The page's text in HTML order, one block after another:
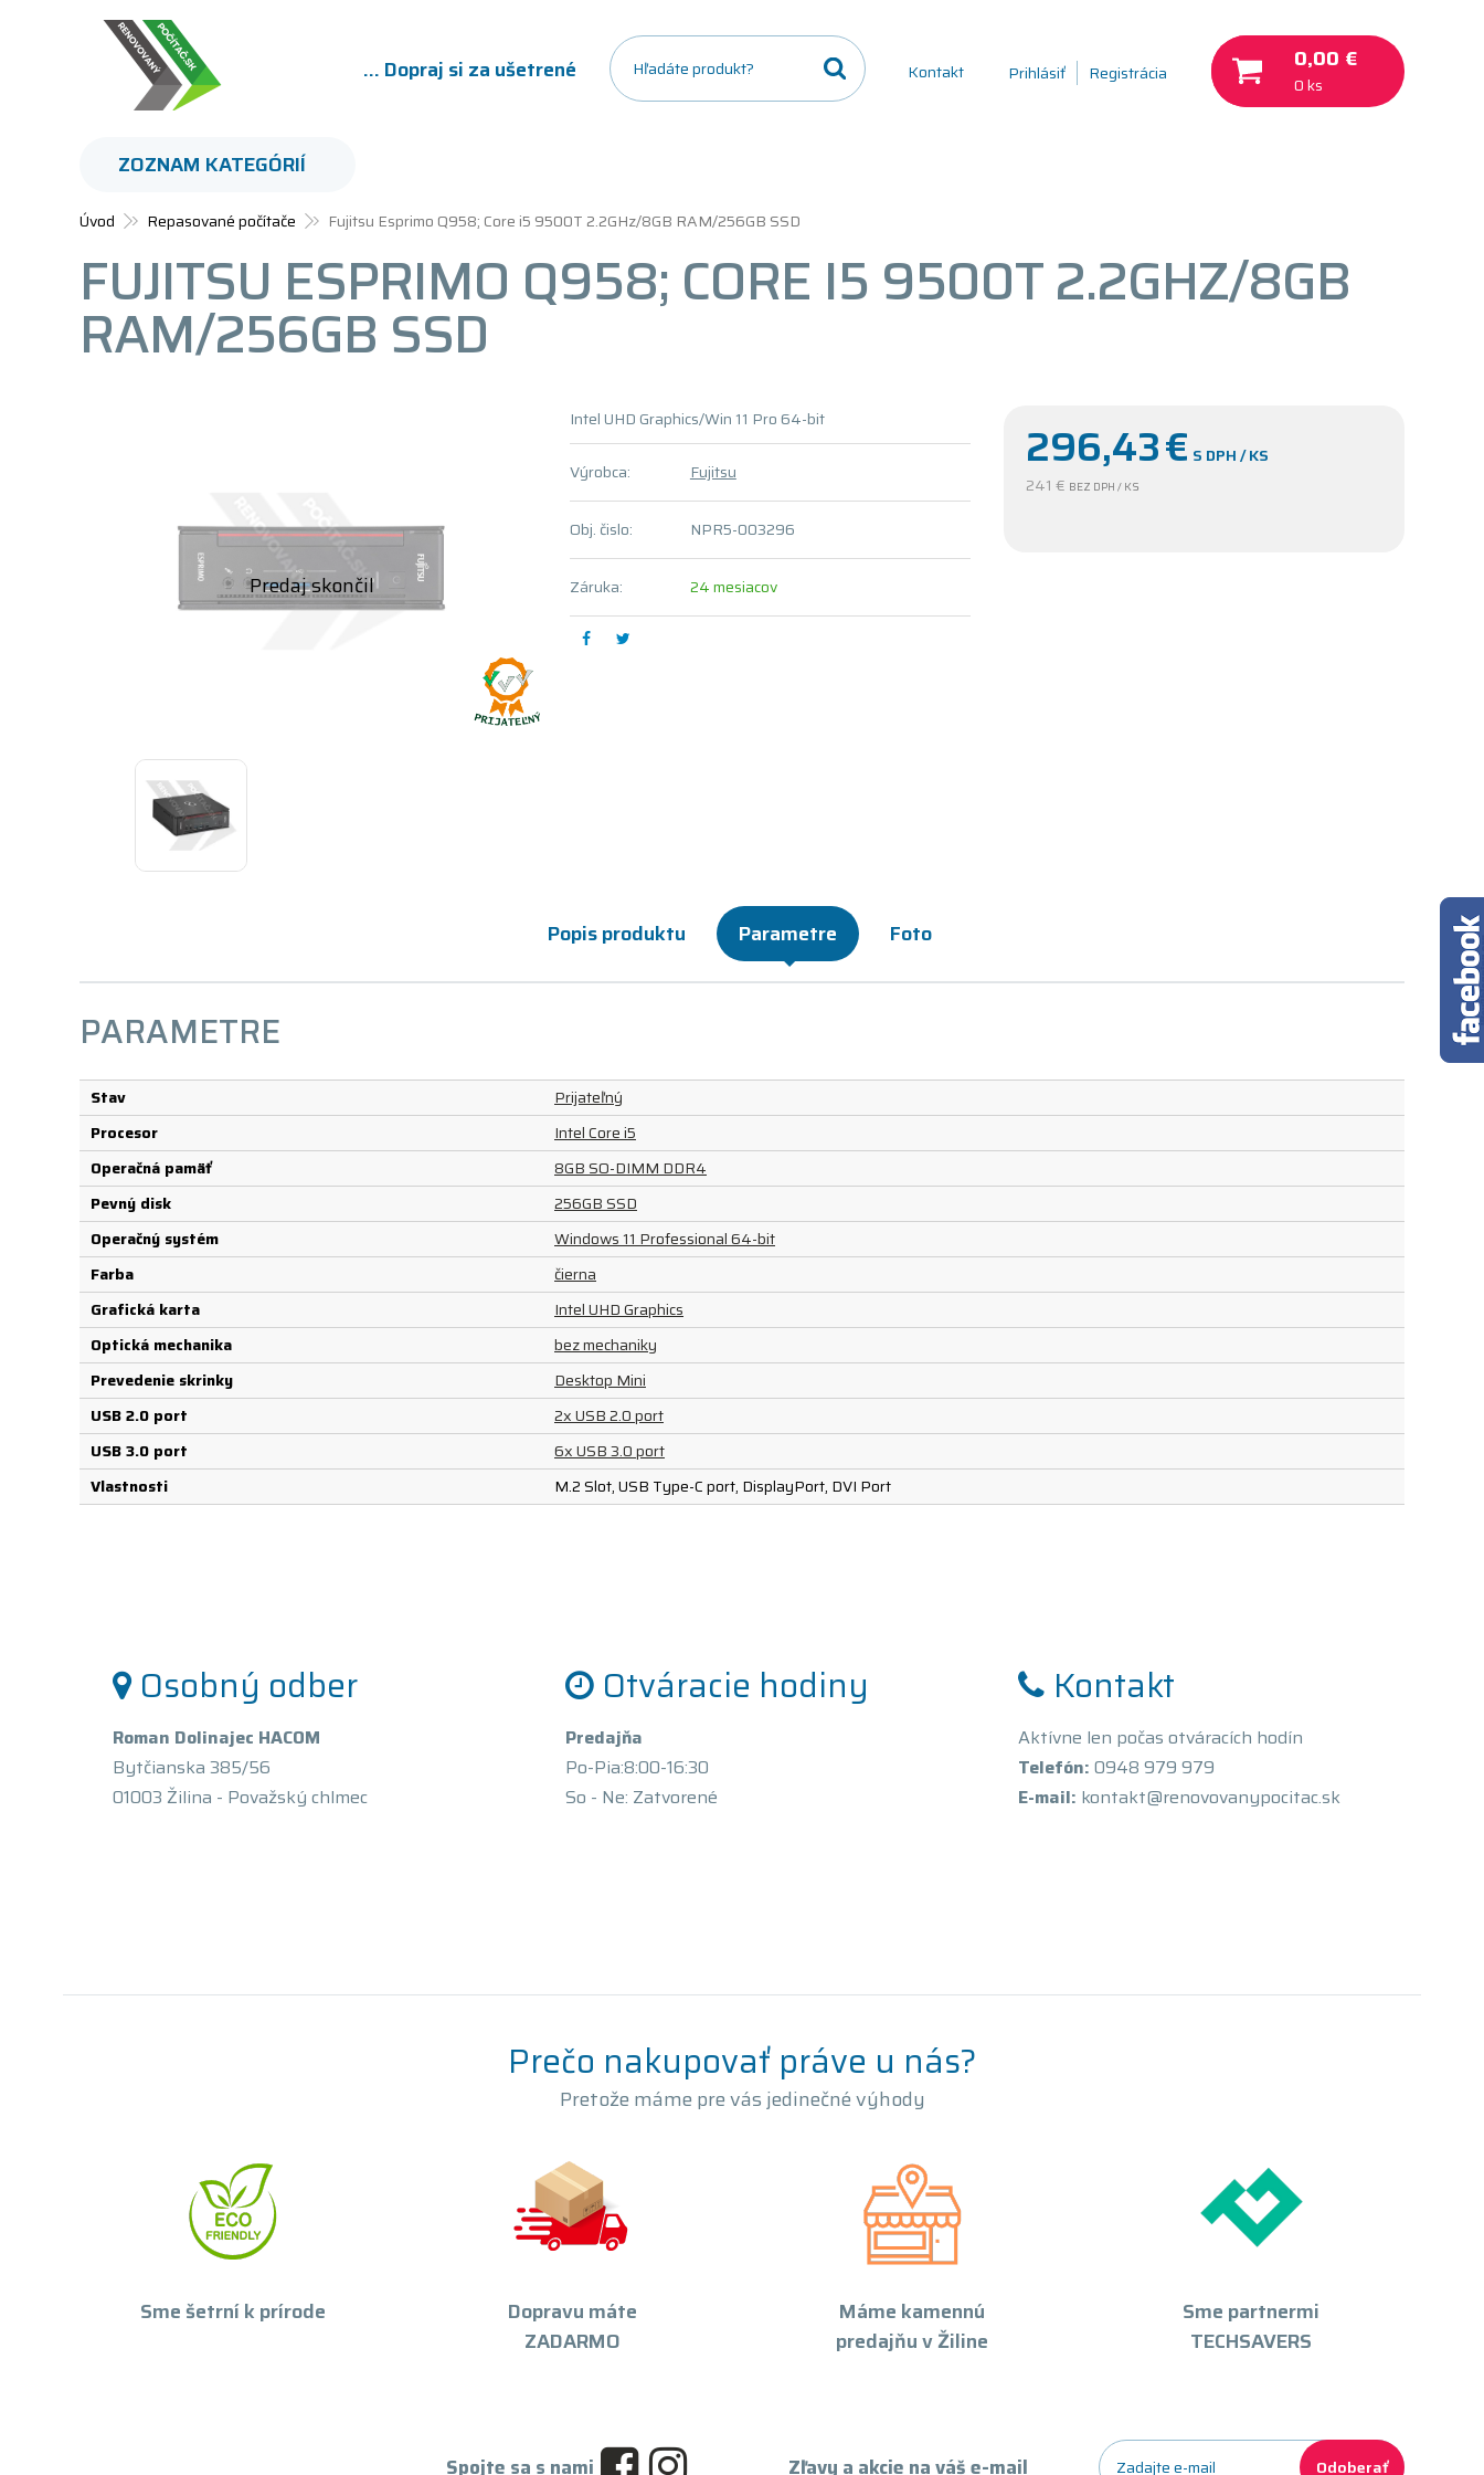
... Dopraj si za ušetrené Prihlásiť Registrácia 0,00 €
0 ks
Kontakt
Úvod Repasované počítače Fujitsu Esprimo Q958; Core i5 9500T 2.2GHz/8GB RAM/256GB SSD
FUJITSU ESPRIMO Q958; CORE I5 9500T 2.2GHZ/8GB
RAM/256GB SSD
296,43€ S DPH / KS
241 € BEZ DPH / KS
Intel UHD Graphics/Win 11 Pro 64-bit
Výrobca: Fujitsu
Obj. čislo: NPR5-003296
Záruka: 24 mesiacov
Popis produktu Parametre Foto
PARAMETRE
Stav
Prijateľný
Procesor
Intel Core i5
Operačná pamäť
8GB SO-DIMM DDR4
Pevný disk
256GB SSD
Operačný systém
Windows 11 Professional 64-bit
Farba
čierna
Grafická karta
Intel UHD Graphics
Optická mechanika
bez mechaniky
Prevedenie skrinky
Desktop Mini
USB 2.0 port
2x USB 2.0 port
USB 3.0 port
6x USB 3.0 port
Vlastnosti
M.2 Slot, USB Type-C port, DisplayPort, DVI Port
ZOZNAM KATEGÓRIÍ
Osobný odber
Roman Dolinajec HACOM
Bytčianska 385/56
01003 Žilina - Považský chlmec
Otváracie hodiny
Predajňa
Po-Pia:8:00-16:30
So - Ne: Zatvorené
Kontakt
Aktívne len počas otváracích hodín
Telefón: 0948 979 979
E-mail: kontakt@renovovanypocitac.sk
Prečo nakupovať práve u nás?
Pretože máme pre vás jedinečné výhody
Sme šetrní k prírode
Dopravu máte
ZADARMO
Máme kamennú
predajňu v Žiline
Sme partnermi
TECHSAVERS
Spojte sa s nami Zľavy a akcie na váš e-mail Odoberať